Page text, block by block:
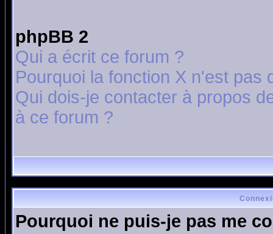
phpBB 2
Qui a écrit ce forum ?
Pourquoi la fonction X n'est pas
Qui dois-je contacter à propos
à ce forum ?
Pourquoi ne puis-je pas me